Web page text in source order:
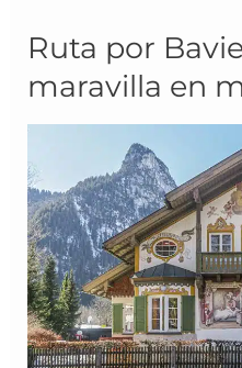
Ruta por
maravilla en
Ruta
Baviera:
de
en
maravilla